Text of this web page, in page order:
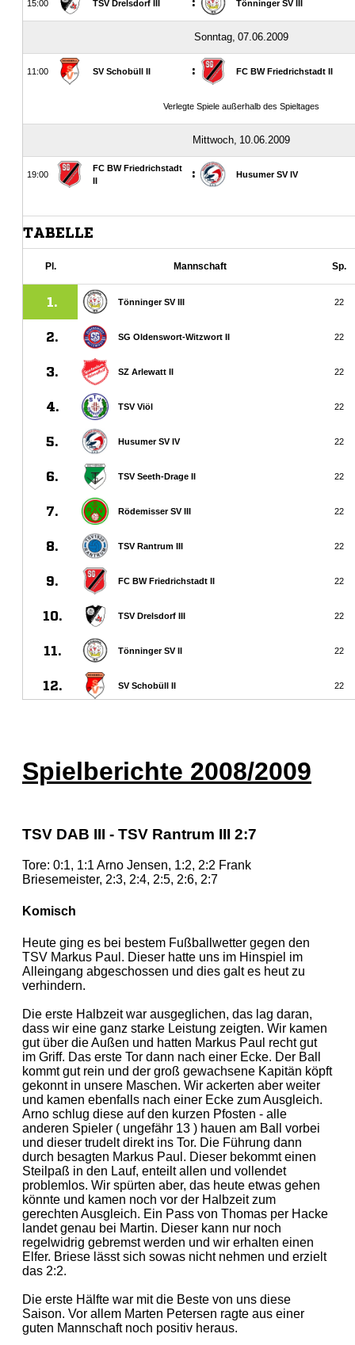
Spielberichte 2008/2009
TSV DAB III - TSV Rantrum III 2:7
Tore: 0:1, 1:1 Arno Jensen, 1:2, 2:2 Frank
Briesemeister, 2:3, 2:4, 2:5, 2:6, 2:7
Komisch
Heute ging es bei bestem Fußballwetter gegen den
TSV Markus Paul. Dieser hatte uns im Hinspiel im
Alleingang abgeschossen und dies galt es heut zu
verhindern.
Die erste Halbzeit war ausgeglichen, das lag daran,
dass wir eine ganz starke Leistung zeigten. Wir kamen
gut über die Außen und hatten Markus Paul recht gut
im Griff. Das erste Tor dann nach einer Ecke. Der Ball
kommt gut rein und der groß gewachsene Kapitän köpft
gekonnt in unsere Maschen. Wir ackerten aber weiter
und kamen ebenfalls nach einer Ecke zum Ausgleich.
Arno schlug diese auf den kurzen Pfosten - alle
anderen Spieler ( ungefähr 13 ) hauen am Ball vorbei
und dieser trudelt direkt ins Tor. Die Führung dann
durch besagten Markus Paul. Dieser bekommt einen
Steilpaß in den Lauf, enteilt allen und vollendet
problemlos. Wir spürten aber, das heute etwas gehen
könnte und kamen noch vor der Halbzeit zum
gerechten Ausgleich. Ein Pass von Thomas per Hacke
landet genau bei Martin. Dieser kann nur noch
regelwidrig gebremst werden und wir erhalten einen
Elfer. Briese lässt sich sowas nicht nehmen und erzielt
das 2:2.
Die erste Hälfte war mit die Beste von uns diese
Saison. Vor allem Marten Petersen ragte aus einer
guten Mannschaft noch positiv heraus.